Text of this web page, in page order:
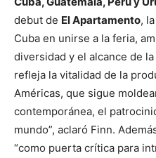
debut de El Apartamento,
Cuba en unirse a la feria,
diversidad y el alcance de
refleja la vitalidad de la
Américas, que sigue
contemporánea, el
mundo”, aclaró Finn.
“como puerta crítica para